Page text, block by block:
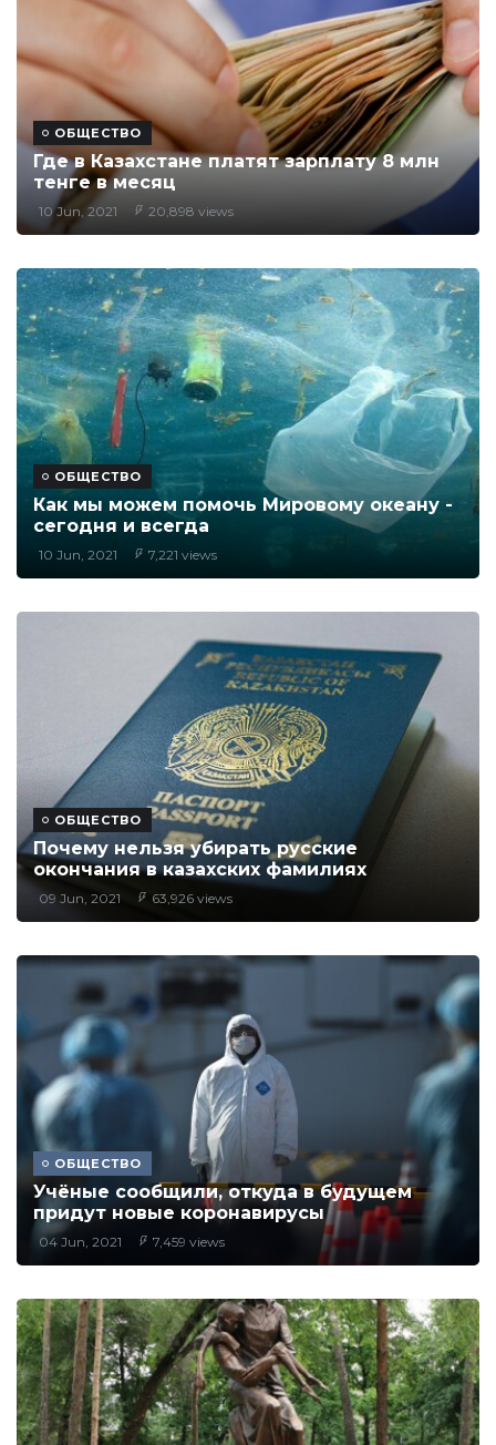
ОБЩЕСТВО
Где в Казахстане платят зарплату 8 млн
тенге в месяц
10 Jun, 2021 20,898 views
ОБЩЕСТВО
Как мы можем помочь Мировому океану -
сегодня и всегда
10 Jun, 2021 7,221 views
ОБЩЕСТВО
Почему нельзя убирать русские
окончания в казахских фамилиях
09 Jun, 2021 63,926 views
ОБЩЕСТВО
Учёные сообщили, откуда в будущем
придут новые коронавирусы
04 Jun, 2021 7,459 views